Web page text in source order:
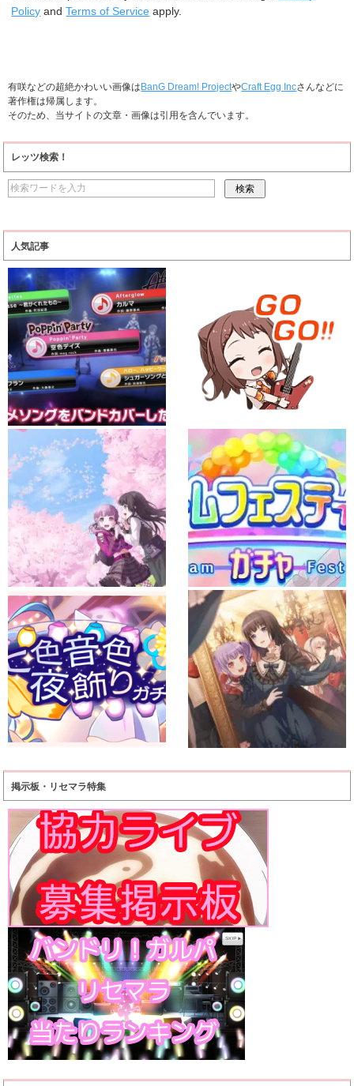
Policy andTerms of Service apply.
有咲などの超絶かわいい画像はBanG Dream! ProjectやCraft Egg Incさんなどに
著作権は帰属します。
そのため、当サイトの文章・画像は引用を含んでいます。
レッツ検索！
人気記事
掲示板・リセマラ特集